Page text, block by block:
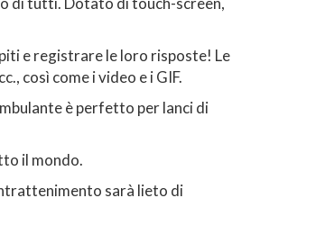
e registrare le loro risposte! Le
così come i video e i GIF.
è perfetto per lanci di
il mondo.
sarà lieto di